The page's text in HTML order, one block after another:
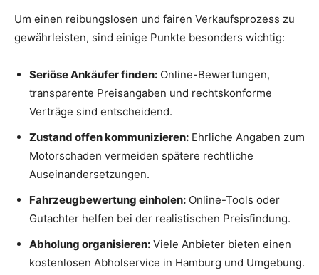
Um einen reibungslosen und fairen Verkaufsprozess zu
gewährleisten, sind einige Punkte besonders wichtig:
Seriöse Ankäufer finden: Online-Bewertungen,
transparente Preisangaben und rechtskonforme
Verträge sind entscheidend.
Zustand offen kommunizieren: Ehrliche Angaben zum
Motorschaden vermeiden spätere rechtliche
Auseinandersetzungen.
Fahrzeugbewertung einholen: Online-Tools oder
Gutachter helfen bei der realistischen Preisfindung.
Abholung organisieren: Viele Anbieter bieten einen
kostenlosen Abholservice in Hamburg und Umgebung.